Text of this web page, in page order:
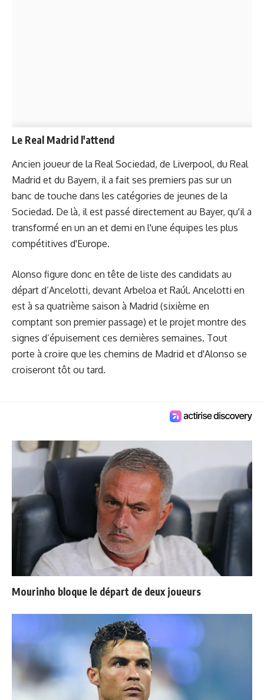
Le Real Madrid l'attend
Ancien joueur de la Real Sociedad, de Liverpool, du Real
Madrid et du Bayern, il a fait ses premiers pas sur un
banc de touche dans les catégories de jeunes de la
Sociedad. De là, il est passé directement au Bayer, qu'il a
transformé en un an et demi en l'une équipes les plus
compétitives d'Europe.
Alonso figure donc en tête de liste des candidats au
départ d’Ancelotti, devant Arbeloa et Raúl. Ancelotti en
est à sa quatrième saison à Madrid (sixième en
comptant son premier passage) et le projet montre des
signes d’épuisement ces dernières semaines. Tout
porte à croire que les chemins de Madrid et d'Alonso se
croiseront tôt ou tard.
Mourinho bloque le départ de deux joueurs